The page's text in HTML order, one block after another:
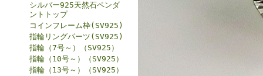
シルバー925天然石ペンダ
ントトップ
コインフレーム枠(SV925)
指輪リングパーツ(SV925)
指輪（7号～）（SV925）
指輪（10号～）（SV925）
指輪（13号～）（SV925）